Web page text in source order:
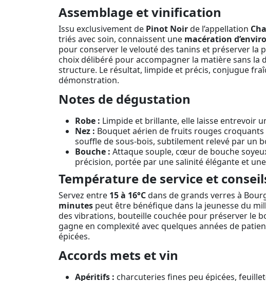
Assemblage et vinification
Issu exclusivement de Pinot Noirde l’appellation
triés avec soin, connaissent une macération
pour conserver le velouté des tanins et préserver la
choix délibéré pour accompagner la matière sans la
structure. Le résultat, limpide et précis, conjugue
démonstration.
Notes de dégustation
Robe : Limpide et brillante, elle laisse entrevoir
Nez : Bouquet aérien de fruits rouges
souffle de sous-bois, subtilement relevé par un
Bouche : Attaque souple, cœur de bouche
précision, portée par une salinité élégante et
Température de service et
Servez entre 15 à 16°Cdans de grands verres à
minutes peut être bénéfique dans la jeunesse du
des vibrations, bouteille couchée pour préserver le
gagne en complexité avec quelques années de
épicées.
Accords mets et vin
Apéritifs : charcuteries fines peu épicées,